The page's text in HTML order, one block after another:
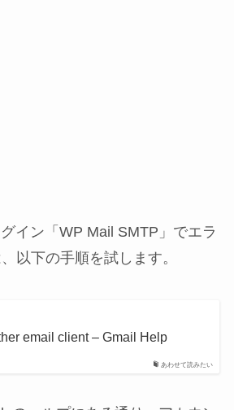
イン「WP Mail SMTP」でエラ
以下の手順を試します。
あわせて読みたい
email client – Gmail Help